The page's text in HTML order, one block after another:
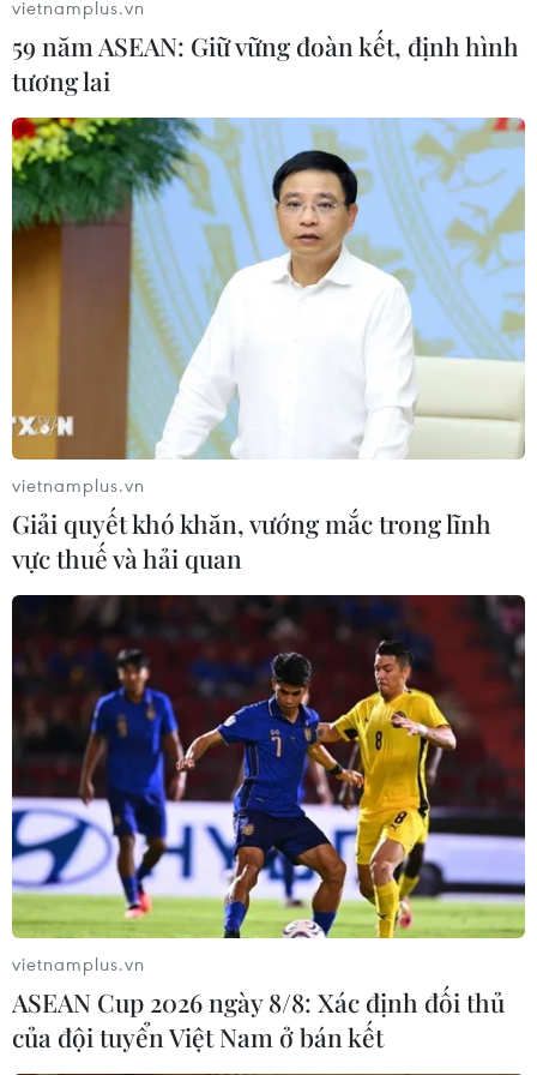
vietnamplus.vn
59 năm ASEAN: Giữ vững đoàn kết, định hình
tương lai
vietnamplus.vn
Giải quyết khó khăn, vướng mắc trong lĩnh
vực thuế và hải quan
vietnamplus.vn
ASEAN Cup 2026 ngày 8/8: Xác định đối thủ
của đội tuyển Việt Nam ở bán kết